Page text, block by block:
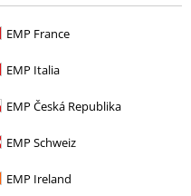
EMP France
EMP Italia
EMP Česká Republika
EMP Schweiz
EMP Ireland